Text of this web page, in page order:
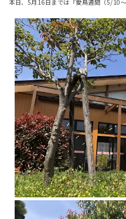
リ
お問
本日、5月16日までは『愛鳥週間（5/10